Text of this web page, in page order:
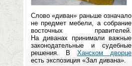
Слово «диван» раньше означало
не предмет мебели, а собрание
восточных правителей.
На диванах принимали важные
законодательные и судебные
решения. В Ханском дворце
есть экспозиция «Зал дивана».